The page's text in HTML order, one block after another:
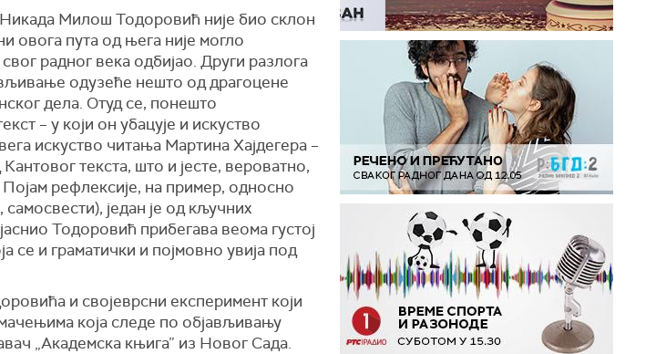
Милош Тодоровић није био склон
овога пута од њега није могло
радног века одбијао. Други разлога
одузеће нешто од драгоцене
дела. Отуд се, понешто
– у који он убацује и искуство
искуство читања Мартина Хајдегера –
текста, што и јесте, вероватно,
рефлексије, на пример, односно
један је од кључних
Тодоровић прибегава веома густој
се и граматички и појмовно увија под
и својеврсни експеримент који
која следе по објављивању
„Академска књига” из Новог Сада.